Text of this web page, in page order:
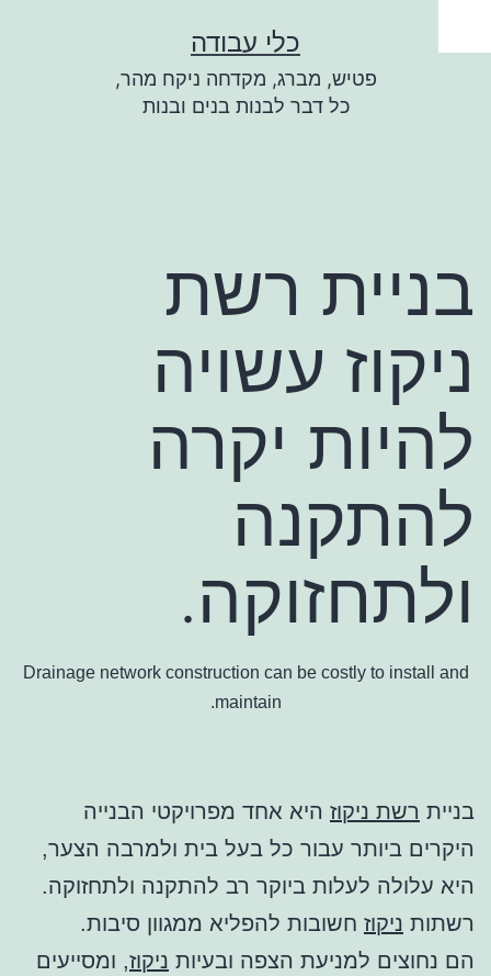
לתוכן
כלי עבודה
פטיש, מברג, מקדחה ניקח מהר,
כל דבר לבנות בנים ובנות
בניית רשת
ניקוז עשויה
להיות יקרה
להתקנה
ולתחזוקה.
Drainage network construction can be costly to install and
maintain.
בניית רשת ניקוז היא אחד מפרויקטי הבנייה
היקרים ביותר עבור כל בעל בית ולמרבה הצער,
היא עלולה לעלות ביוקר רב להתקנה ולתחזוקה.
רשתות ניקוז חשובות להפליא ממגוון סיבות.
הם נחוצים למניעת הצפה ובעיות ניקוז, ומסייעים